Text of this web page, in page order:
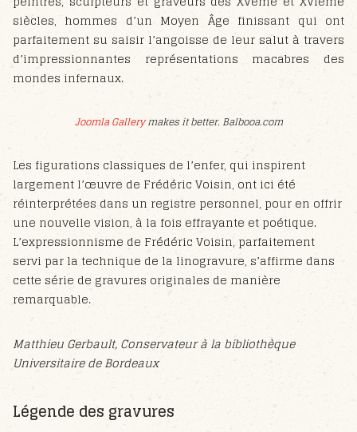
siècles, hommes d’un Moyen Âge finissant qui ont
parfaitement su saisir l’angoisse de leur salut à travers
d’impressionnantes représentations macabres des
mondes infernaux.
Joomla Gallerymakes it better. Balbooa.com
Les figurations classiques de l’enfer, qui inspirent
largement l’œuvre de Frédéric Voisin, ont ici été
réinterprétées dans un registre personnel, pour en offrir
une nouvelle vision, à la fois effrayante et poétique.
L’expressionnisme de Frédéric Voisin, parfaitement
servi par la technique de la linogravure, s’affirme dans
cette série de gravures originales de manière
remarquable.
Matthieu Gerbault, Conservateur à la bibliothèque
Universitaire de Bordeaux
Légende des gravures